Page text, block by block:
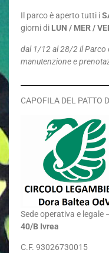
Il parco è aperto tutti i
giorni di LUN / MER /
dal 1/12 al 28/2 il Parco
manutenzione e
CAPOFILA DEL PATTO
Sedeoperativa e legale
40/B Ivrea
C.F. 93026730015